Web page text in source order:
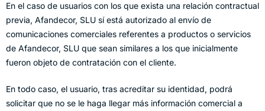
En el caso de usuarios con los que exista una relación contractual
previa, Afandecor, SLU sí está autorizado al envío de
comunicaciones comerciales referentes a productos o servicios
de Afandecor, SLU que sean similares a los que inicialmente
fueron objeto de contratación con el cliente.
En todo caso, el usuario, tras acreditar su identidad, podrá
solicitar que no se le haga llegar más información comercial a